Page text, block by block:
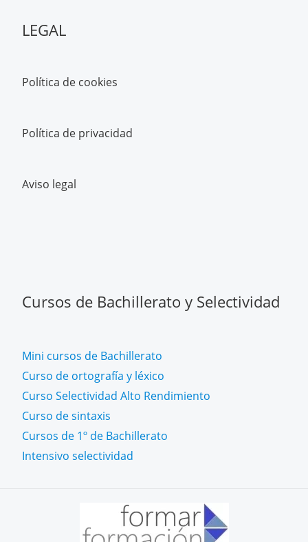
LEGAL
Política de cookies
Política de privacidad
Aviso legal
Cursos de Bachillerato y Selectividad
Mini cursos de Bachillerato
Curso de ortografía y léxico
Curso Selectividad Alto Rendimiento
Curso de sintaxis
Cursos de 1º de Bachillerato
Intensivo selectividad